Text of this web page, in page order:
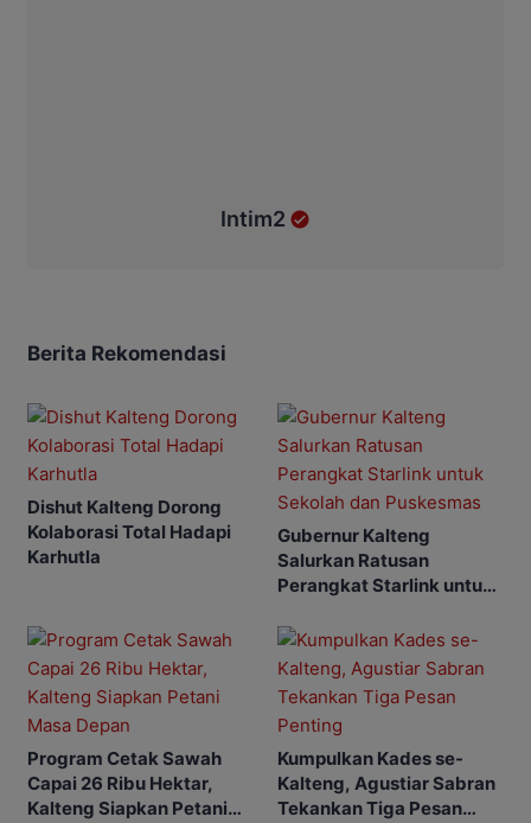
Intim2
Berita Rekomendasi
Dishut Kalteng Dorong
Kolaborasi Total Hadapi
Karhutla
Gubernur Kalteng
Salurkan Ratusan
Perangkat Starlink untuk
Program Cetak Sawah
Capai 26 Ribu Hektar,
Kalteng Siapkan Petani
Kumpulkan Kades se-
Kalteng, Agustiar Sabran
Tekankan Tiga Pesan